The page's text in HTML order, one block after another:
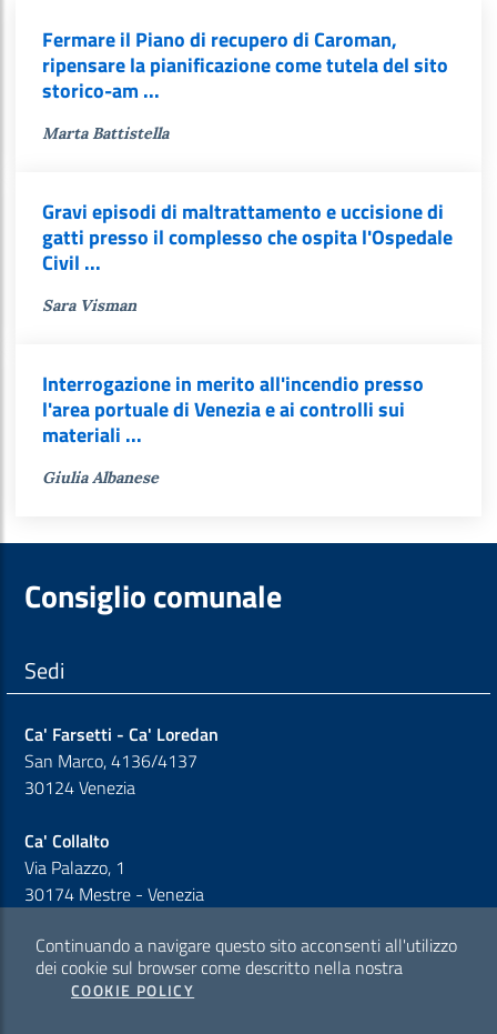
Fermare il Piano di recupero di Caroman,
ripensare la pianificazione come tutela del sito
storico-am ...
Marta Battistella
Gravi episodi di maltrattamento e uccisione di
gatti presso il complesso che ospita l'Ospedale
Civil ...
Sara Visman
Interrogazione in merito all'incendio presso
l'area portuale di Venezia e ai controlli sui
materiali ...
Giulia Albanese
Consiglio comunale
Sedi
Ca' Farsetti - Ca' Loredan
San Marco, 4136/4137
30124 Venezia
Ca' Collalto
Via Palazzo, 1
30174 Mestre - Venezia
Sezione Link Policy
Cookie policy
Continuando a navigare questo sito acconsenti all'utilizzo
dei cookie sul browser come descritto nella nostra
COOKIE POLICY